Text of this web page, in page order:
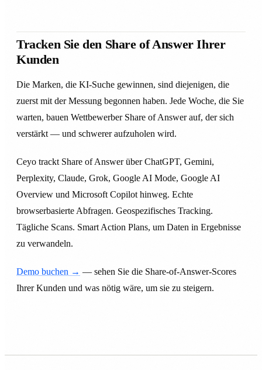
Tracken Sie den Share of Answer Ihrer
Kunden
Die Marken, die KI-Suche gewinnen, sind diejenigen, die
zuerst mit der Messung begonnen haben. Jede Woche, die Sie
warten, bauen Wettbewerber Share of Answer auf, der sich
verstärkt — und schwerer aufzuholen wird.
Ceyo trackt Share of Answer über ChatGPT, Gemini,
Perplexity, Claude, Grok, Google AI Mode, Google AI
Overview und Microsoft Copilot hinweg. Echte
browserbasierte Abfragen. Geospezifisches Tracking.
Tägliche Scans. Smart Action Plans, um Daten in Ergebnisse
zu verwandeln.
Demo buchen → — sehen Sie die Share-of-Answer-Scores
Ihrer Kunden und was nötig wäre, um sie zu steigern.